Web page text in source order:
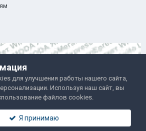
Политика обработки данных
Двамп 2022-2025
для улучшения работы нашего сайта,
Используя наш сайт, вы
файлов cookies.
Я принимаю